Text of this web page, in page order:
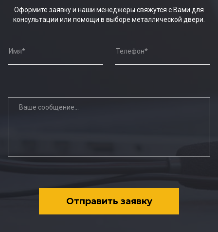
Оформите заявку и наши менеджеры свяжутся с Вами для
консультации или помощи в выборе металлической двери.
Отправить заявку